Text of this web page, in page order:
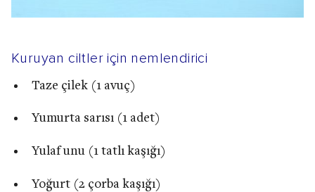
Kuruyan ciltler için nemlendirici
Taze çilek (1 avuç)
Yumurta sarısı (1 adet)
Yulaf unu (1 tatlı kaşığı)
Yoğurt (2 çorba kaşığı)